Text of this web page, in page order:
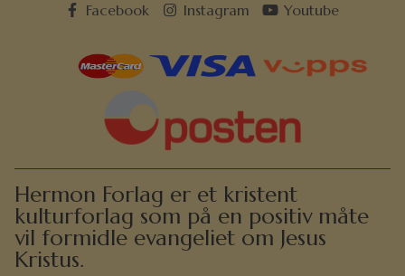
Facebook Instagram Youtube
Hermon Forlag er et kristent
kulturforlag som på en positiv måte
vil formidle evangeliet om Jesus
Kristus.